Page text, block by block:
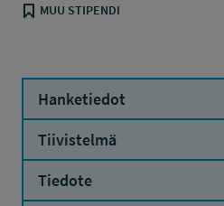
MUU STIPENDI
Hanketiedot
Tiivistelmä
Tiedote